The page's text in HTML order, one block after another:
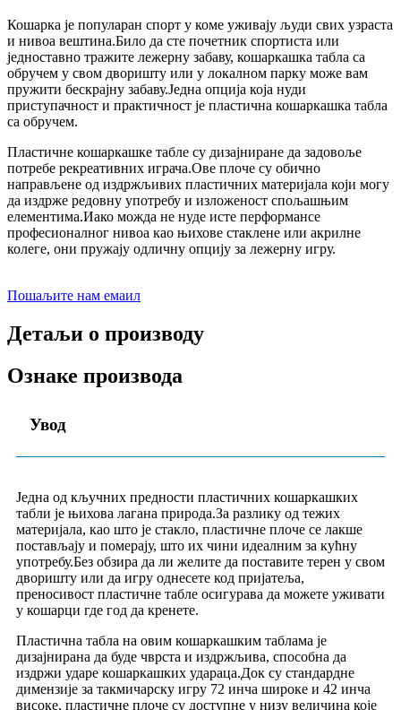
Кошарка је популаран спорт у коме уживају људи свих узраста
и нивоа вештина.Било да сте почетник спортиста или
једноставно тражите лежерну забаву, кошаркашка табла са
обручем у свом дворишту или у локалном парку може вам
пружити бескрајну забаву.Једна опција која нуди
приступачност и практичност је пластична кошаркашка табла
са обручем.
Пластичне кошаркашке табле су дизајниране да задовоље
потребе рекреативних играча.Ове плоче су обично
направљене од издржљивих пластичних материјала који могу
да издрже редовну употребу и изложеност спољашњим
елементима.Иако можда не нуде исте перформансе
професионалног нивоа као њихове стаклене или акрилне
колеге, они пружају одличну опцију за лежерну игру.
Пошаљите нам емаил
Детаљи о производу
Ознаке производа
Увод
Једна од кључних предности пластичних кошаркашких
табли је њихова лагана природа.За разлику од тежих
материјала, као што је стакло, пластичне плоче се лакше
постављају и померају, што их чини идеалним за кућну
употребу.Без обзира да ли желите да поставите терен у свом
дворишту или да игру однесете код пријатеља,
преносивост пластичне табле осигурава да можете уживати
у кошарци где год да кренете.
Пластична табла на овим кошаркашким таблама је
дизајнирана да буде чврста и издржљива, способна да
издржи ударе кошаркашких удараца.Док су стандардне
димензије за такмичарску игру 72 инча широке и 42 инча
високе, пластичне плоче су доступне у низу величина које